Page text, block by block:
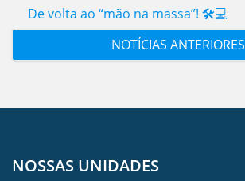
De volta ao “mão na massa”! 🛠️💻
NOTÍCIAS ANTERIORES
NOSSAS UNIDADES